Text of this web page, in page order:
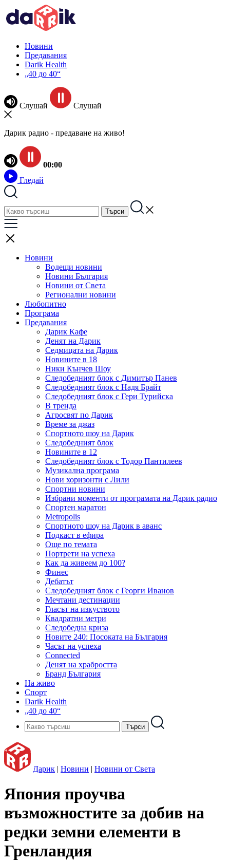
Новини
Предавания
Darik Health
„40 до 40“
Слушай Слушай
Дарик радио - предаване на живо!
00:00
Гледай
Новини
Водещи новини
Новини България
Новини от Света
Регионални новини
Любопитно
Програма
Предавания
Дарик Кафе
Денят на Дарик
Седмицата на Дарик
Новините в 18
Ники Кънчев Шоу
Следобедният блок с Димитър Панев
Следобедният блок с Надя Брайт
Следобедният блок с Гери Турийска
В тренда
Агросвят по Дарик
Време за джаз
Спортното шоу на Дарик
Следобедният блок
Новините в 12
Следобедният блок с Тодор Пантилеев
Музикална програма
Нови хоризонти с Лили
Спортни новини
Избрани моменти от програмата на Дарик радио
Спортен маратон
Metropolis
Спортното шоу на Дарик в аванс
Подкаст в ефира
Още по темата
Портрети на успеха
Как да живеем до 100?
Финес
Дебатът
Следобедният блок с Георги Иванов
Мечтани дестинации
Гласът на изкуството
Квадратни метри
Следобедна криза
Новите 240: Посоката на България
Часът на успеха
Connected
Денят на храбростта
Бранд България
На живо
Спорт
Darik Health
„40 до 40“
Дарик | Новини | Новини от Света
Япония проучва
възможностите за добив на
редки земни елементи в
Гренландия